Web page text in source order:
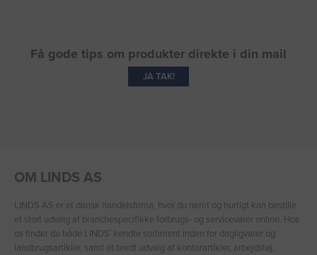
Få gode tips om produkter direkte i din mail
JA TAK!
OM LINDS AS
LINDS AS er et dansk handelsfirma, hvor du nemt og hurtigt kan bestille
et stort udvalg af branchespecifikke forbrugs- og servicevarer online. Hos
os finder du både LINDS′ kendte sortiment inden for dagligvarer og
landbrugsartikler, samt et bredt udvalg af kontorartikler, arbejdstøj,